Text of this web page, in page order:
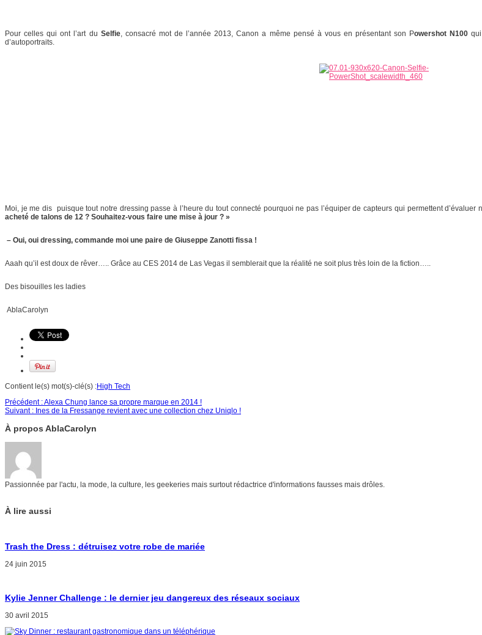
Pour celles qui ont l’art du Selfie, consacré mot de l’année 2013, Canon a même pensé à vous en présentant son Powershot N100
d’autoportraits.
Moi, je me dis puisque tout notre dressing passe à l’heure du tout connecté pourquoi ne pas l’équiper de capteurs qui permettent
acheté de talons de 12 ? Souhaitez-vous faire une mise à jour ? »
– Oui, oui dressing, commande moi une paire de Giuseppe Zanotti fissa !
Aaah qu’il est doux de rêver….. Grâce au CES 2014 de Las Vegas il semblerait que la réalité ne soit plus très loin de la fiction…..
Des bisouilles les ladies
AblaCarolyn
Contient le(s) mot(s)-clé(s) :High Tech
Précédent :Alexa Chung lance sa propre marque en 2014 !
Suivant : Ines de la Fressange revient avec une collection chez Uniqlo !
À propos AblaCarolyn
Passionnée par l'actu, la mode, la culture, les geekeries mais surtout rédactrice d'informations fausses mais drôles.
À lire aussi
Trash the Dress : détruisez votre robe de mariée
24 juin 2015
Kylie Jenner Challenge : le dernier jeu dangereux des réseaux sociaux
30 avril 2015